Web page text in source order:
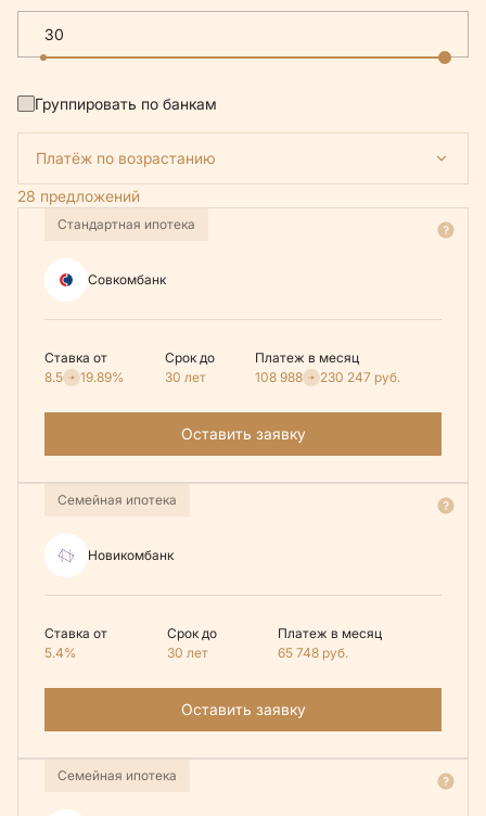
Группировать по банкам
Платёж по возрастанию
28 предложений
Стандартная ипотека
Совкомбанк
Ставка от
8.5
19.89%
Срок до
30 лет
Платеж в месяц
108 988
230 247 руб.
Оставить заявку
Семейная ипотека
Новикомбанк
Ставка от
5.4%
Срок до
30 лет
Платеж в месяц
65 748 руб.
Оставить заявку
Семейная ипотека